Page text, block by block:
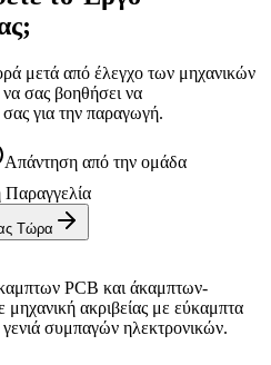
μετά από έλεγχο των μηχανικών
σας βοηθήσει να
σας για την παραγωγή.
Απάντηση από την ομάδα
Παραγγελία
Τώρα
PCB και άκαμπτων-
ακριβείας με εύκαμπτα
συμπαγών ηλεκτρονικών.